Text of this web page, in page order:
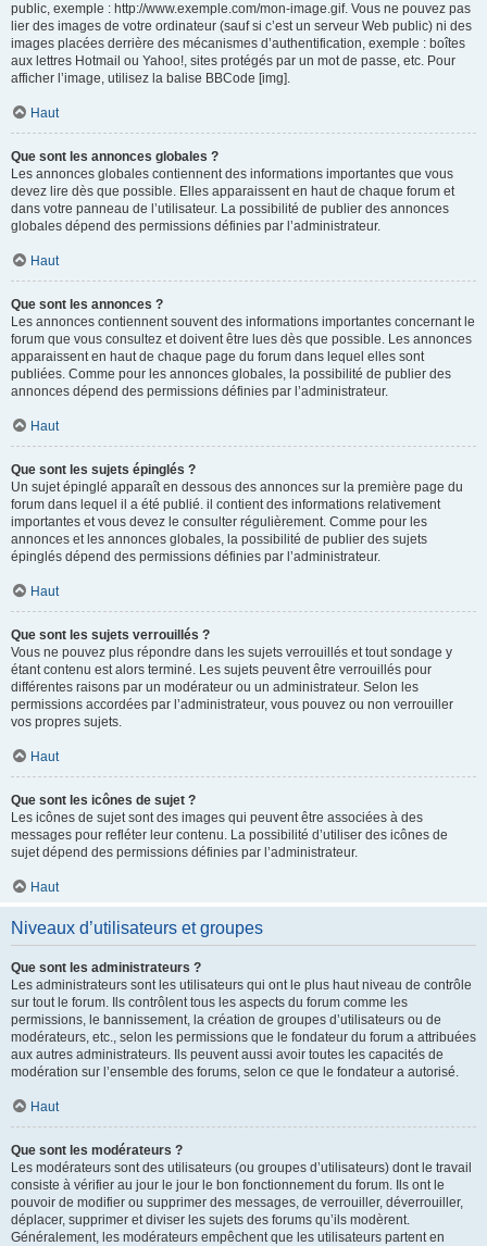
public, exemple : http://www.exemple.com/mon-image.gif. Vous ne pouvez pas
lier des images de votre ordinateur (sauf si c’est un serveur Web public) ni des
images placées derrière des mécanismes d’authentification, exemple : boîtes
aux lettres Hotmail ou Yahoo!, sites protégés par un mot de passe, etc. Pour
afficher l’image, utilisez la balise BBCode [img].
Haut
Que sont les annonces globales ?
Les annonces globales contiennent des informations importantes que vous
devez lire dès que possible. Elles apparaissent en haut de chaque forum et
dans votre panneau de l’utilisateur. La possibilité de publier des annonces
globales dépend des permissions définies par l’administrateur.
Haut
Que sont les annonces ?
Les annonces contiennent souvent des informations importantes concernant le
forum que vous consultez et doivent être lues dès que possible. Les annonces
apparaissent en haut de chaque page du forum dans lequel elles sont
publiées. Comme pour les annonces globales, la possibilité de publier des
annonces dépend des permissions définies par l’administrateur.
Haut
Que sont les sujets épinglés ?
Un sujet épinglé apparaît en dessous des annonces sur la première page du
forum dans lequel il a été publié. il contient des informations relativement
importantes et vous devez le consulter régulièrement. Comme pour les
annonces et les annonces globales, la possibilité de publier des sujets
épinglés dépend des permissions définies par l’administrateur.
Haut
Que sont les sujets verrouillés ?
Vous ne pouvez plus répondre dans les sujets verrouillés et tout sondage y
étant contenu est alors terminé. Les sujets peuvent être verrouillés pour
différentes raisons par un modérateur ou un administrateur. Selon les
permissions accordées par l’administrateur, vous pouvez ou non verrouiller
vos propres sujets.
Haut
Que sont les icônes de sujet ?
Les icônes de sujet sont des images qui peuvent être associées à des
messages pour refléter leur contenu. La possibilité d’utiliser des icônes de
sujet dépend des permissions définies par l’administrateur.
Haut
Niveaux d’utilisateurs et groupes
Que sont les administrateurs ?
Les administrateurs sont les utilisateurs qui ont le plus haut niveau de contrôle
sur tout le forum. Ils contrôlent tous les aspects du forum comme les
permissions, le bannissement, la création de groupes d’utilisateurs ou de
modérateurs, etc., selon les permissions que le fondateur du forum a attribuées
aux autres administrateurs. Ils peuvent aussi avoir toutes les capacités de
modération sur l’ensemble des forums, selon ce que le fondateur a autorisé.
Haut
Que sont les modérateurs ?
Les modérateurs sont des utilisateurs (ou groupes d’utilisateurs) dont le travail
consiste à vérifier au jour le jour le bon fonctionnement du forum. Ils ont le
pouvoir de modifier ou supprimer des messages, de verrouiller, déverrouiller,
déplacer, supprimer et diviser les sujets des forums qu’ils modèrent.
Généralement, les modérateurs empêchent que les utilisateurs partent en